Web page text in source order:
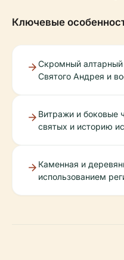
Ключевые
Скромный алтарный
Святого Андрея и
Витражи и боковые
святых и историю
Каменная и
использованием